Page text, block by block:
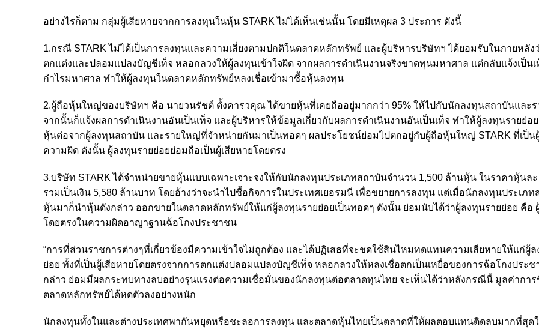
อย่างไรก็ตาม กลุ่มผู้เสียหายจากการลงทุนในหุ้น STARK ไม่ได้เห็นเช่นนั้น โดยมีเหตุผล 3 ประการ ดังนี้
1.กรณี STARK ไม่ได้เป็นการลงทุนและความเสี่ยงตามปกติในตลาดหลักทรัพย์ และผู้บริหารบริษัทฯ ได้ยอมรับในภายหลัง
ตกแต่งและปลอมแปลงบัญชีเท็จ หลอกลวงให้ผู้ลงทุนเข้าใจผิด จากผลการดำเนินงานจริงขาดทุนมหาศาล แต่กลับแจ้งเป็นเ
กำไรมหาศาล ทำให้ผู้ลงทุนในตลาดหลักทรัพย์หลงเชื่อเข้ามาซื้อหุ้นลงทุน
2.ผู้ถือหุ้นใหญ่ของบริษัทฯ คือ นายวนรัชต์ ตั้งคารวคุณ ได้ขายหุ้นที่เคยถืออยู่มากกว่า 95% ให้ไปกับนักลงทุนสถาบันและ
จากนั้นก็แจ้งผลการดำเนินงานอันเป็นเท็จ และผู้บริหารให้ข้อมูลเกี่ยวกับผลการดำเนินงานอันเป็นเท็จ ทำให้ผู้ลงทุนรายย่อ
หุ้นต่อจากผู้ลงทุนสถาบัน และรายใหญ่ที่จำหน่ายกันมาเป็นทอดๆ ผลประโยชน์ย่อมไปตกอยู่กับผู้ถือหุ้นใหญ่ STARK ที่เป็น
ความผิด ดังนั้น ผู้ลงทุนรายย่อยย่อมถือเป็นผู้เสียหายโดยตรง
3.บริษัท STARK ได้จำหน่ายขายหุ้นแบบเฉพาะเจาะจงให้กับนักลงทุนประเภทสถาบันจำนวน 1,500 ล้านหุ้น ในราคาหุ้นละ
รวมเป็นเงิน 5,580 ล้านบาท โดยอ้างว่าจะนำไปซื้อกิจการในประเทศเยอรมนี เพื่อขยายการลงทุน แต่เมื่อนักลงทุนประเภท
หุ้นมาก็นำหุ้นดังกล่าว ออกขายในตลาดหลักทรัพย์ให้แก่ผู้ลงทุนรายย่อยเป็นทอดๆ ดังนั้น ย่อมนับได้ว่าผู้ลงทุนรายย่อย คือ
โดยตรงในความผิดอาญาฐานฉ้อโกงประชาชน
“การที่ส่วนราชการต่างๆที่เกี่ยวข้องมีความเข้าใจไม่ถูกต้อง และได้ปฏิเสธที่จะชดใช้สินไหมทดแทนความเสียหายให้แก่ผู้ล
ย่อย ทั้งที่เป็นผู้เสียหายโดยตรงจากการตกแต่งปลอมแปลงบัญชีเท็จ หลอกลวงให้หลงเชื่อตกเป็นเหยื่อของการฉ้อโกงประช
กล่าว ย่อมมีผลกระทบทางลบอย่างรุนแรงต่อความเชื่อมั่นของนักลงทุนต่อตลาดทุนไทย จะเห็นได้ว่าหลังกรณีนี้ มูลค่ากา
ตลาดหลักทรัพย์ได้หดตัวลงอย่างหนัก
นักลงทุนทั้งในและต่างประเทศพากันหยุดหรือชะลอการลงทุน และตลาดหุ้นไทยเป็นตลาดที่ให้ผลตอบแทนติดลบมากที่สุด